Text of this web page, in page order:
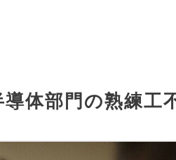
体部門の熟練工